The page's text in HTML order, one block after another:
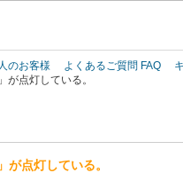
のお客様 よくあるご質問 FAQ
が点灯している。
が点灯している。